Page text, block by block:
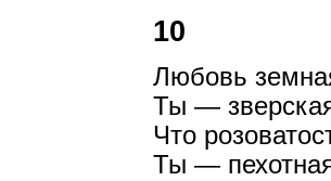
10
Любовь
Ты —
Что
Ты —